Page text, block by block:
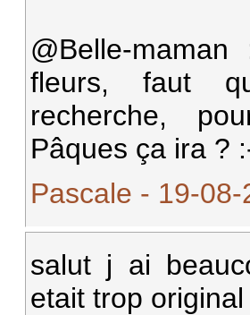
@Belle-
fleurs, faut
recherche,
Pâques ça ira ?
Pascale - 19-
salut j ai
etait trop